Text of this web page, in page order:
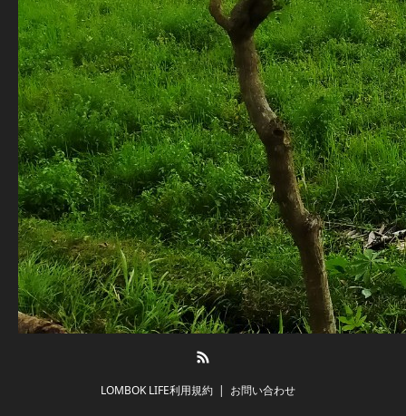
LOMBOK LIFE利用規約 お問い合わせ